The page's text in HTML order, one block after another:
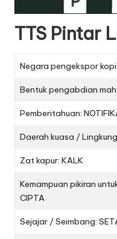
TTS Pintar
Negara pengekspor
Bentuk pengabdian
Pemberitahuan:
Daerah kuasa /
Zat kapur: KALK
Kemampuan pikiran
CIPTA
Sejajar / Seimbang: